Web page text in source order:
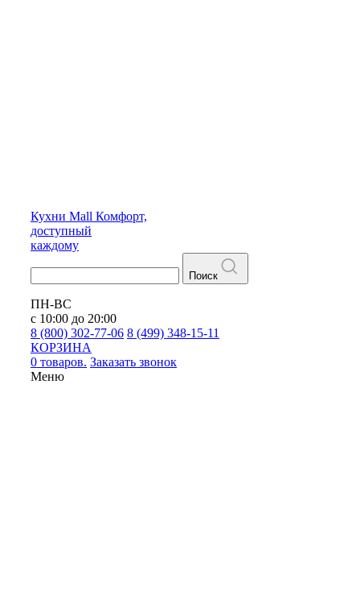
Кухни Mall Комфорт,
доступный
каждому
Поиск
ПН-ВС
с 10:00 до 20:00
8 (800) 302-77-06 8 (499) 348-15-11
КОРЗИНА
0 товаров. Заказать звонок
Меню